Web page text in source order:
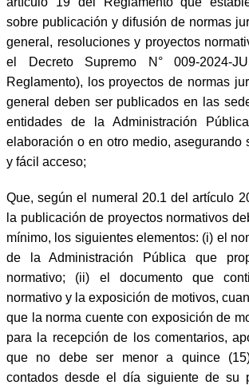
sobre publicación y difusión de normas
general, resoluciones y proyectos
el Decreto Supremo N° 009-2024-
Reglamento), los proyectos de normas
general deben ser publicados en las
entidades de la Administración
elaboración o en otro medio, asegurando
y fácil acceso;
Que, según el numeral 20.1 del artículo
la publicación de proyectos normativos
mínimo, los siguientes elementos: (i) el
de la Administración Pública que
normativo; (ii) el documento que
normativo y la exposición de motivos,
que la norma cuente con exposición de
para la recepción de los comentarios,
que no debe ser menor a quince
contados desde el día siguiente de su